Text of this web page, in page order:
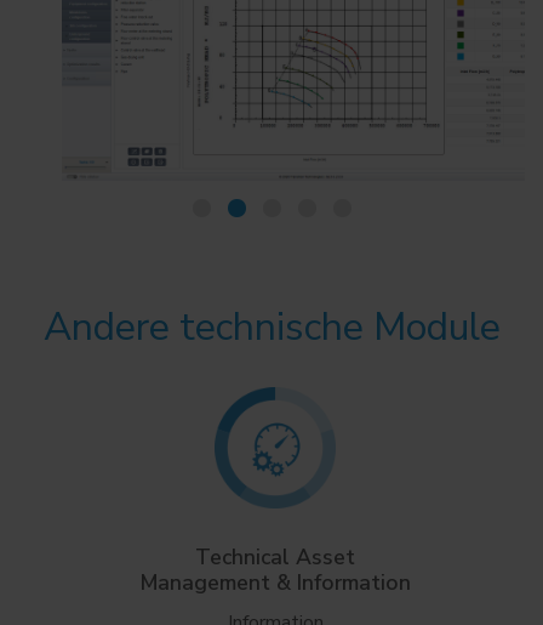
Andere technische Module
Technical Asset
Management & Information